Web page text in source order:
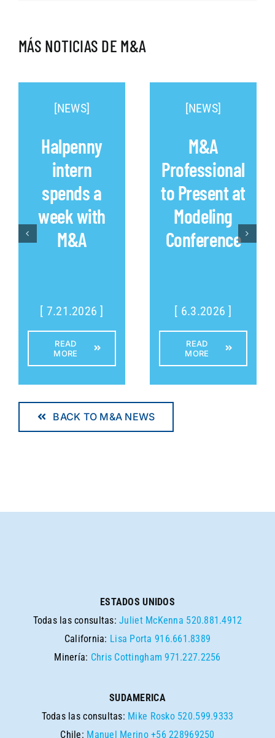
MÁS NOTICIAS DE M&A
[NEWS]
Halpenny
intern
spends a
week with
M&A
[ 7.21.2026 ]
READ
MORE
[NEWS]
M&A
Professional
to Present at
Modeling
Conference
[ 6.3.2026 ]
READ
MORE
BACK TO M&A NEWS
ESTADOS UNIDOS
Todas las consultas:Juliet McKenna 520.881.4912
California: Lisa Porta 916.661.8389
Minería: Chris Cottingham 971.227.2256
SUDAMERICA
Todas las consultas: Mike Rosko 520.599.9333
Chile: Manuel Merino +56 228969250